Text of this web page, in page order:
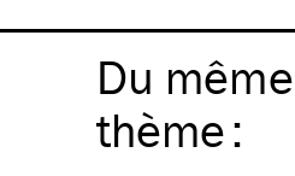
Du même
thème: